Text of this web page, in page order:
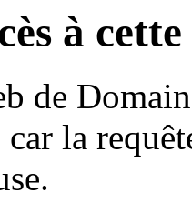
à
de
car la